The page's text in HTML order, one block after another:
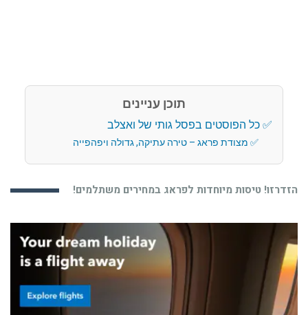
תוכן עניינים
כל הפוסטים בפסל גותי של ואצלב
מצודת פראג – טירה עתיקה, גדולה ויפהפייה
הזדרזו! טיסות מיוחדות לפראג במחירים משתלמים!